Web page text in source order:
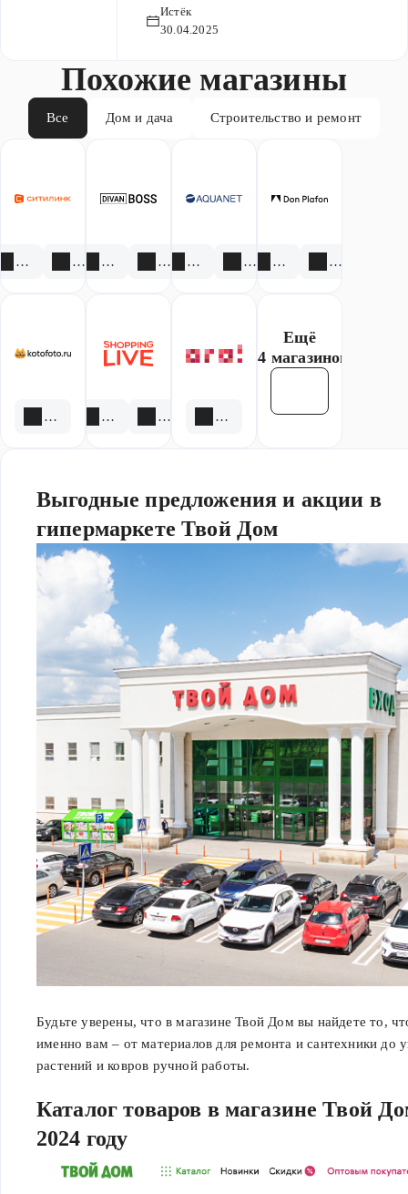
BORK,
Fissman"
техника,
аудио-видео,
химия,
также бренды:
ассортимент
Истёк
30.04.2025
Похожие магазины
Все Дом и дача Строительство и ремонт
3 акции 1 скидка1 акция 1 скидка4 акции 3 скидки2 акции 1 скидка
2 скидки 2 акции 2 скидки 2 акции
Ещё
14 магазинов
Выгодные предложения и акции в
гипермаркете Твой Дом
ремонта. Уже более 20 лет компания радует покупателей
ассортиментом от мировых брендов. В магазинах
300 000 товаров, которые разделены на секции в
обустройства дома и сада. При необходимости вы всегда
воспользоваться помощью продавца-консультанта или
изучить интересующие вас модели в интернет-магазине.
Будьте уверены, что в магазине Твой Дом вы найдете то,
именно вам – от материалов для ремонта и сантехники до
растений и ковров ручной работы.
Каталог товаров в магазине Твой
2024 году